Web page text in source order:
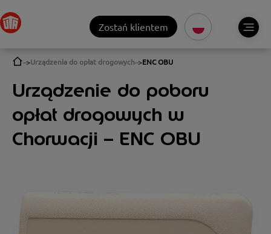
Zostań klientem
Urządzenia do opłat drogowych ENC OBU
Urządzenie do poboru
opłat drogowych w
Chorwacji – ENC OBU